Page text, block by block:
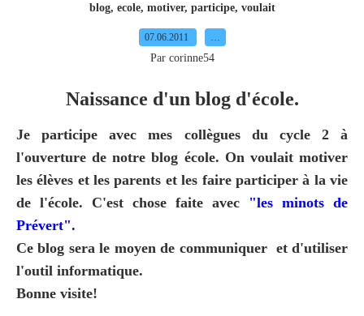
blog, ecole, motiver, participe, voulait
07.06.2011
Par corinne54
Naissance d'un blog d'école.
Je participe avec mes collègues du cycle 2 à
l'ouverture de notre blog école. On voulait motiver
les élèves et les parents et les faire participer à la vie
de l'école. C'est chose faite avec "les minots de
Prévert".
Ce blog sera le moyen de communiquer et d'utiliser
l'outil informatique.
Bonne visite!